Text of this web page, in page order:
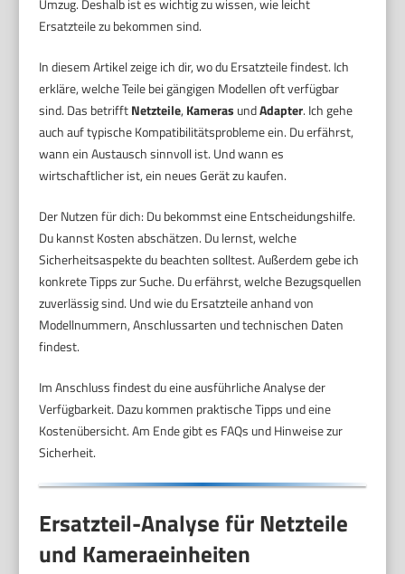
Ersatzteile zu bekommen sind.
In diesem Artikel zeige ich dir, wo du Ersatzteile findest. Ich
erkläre, welche Teile bei gängigen Modellen oft verfügbar
sind. Das betrifftNetzteile, Kameras undAdapter. Ich gehe
auch auf typische Kompatibilitätsprobleme ein. Du erfährst,
wann ein Austausch sinnvoll ist. Und wann es
wirtschaftlicher ist, ein neues Gerät zu kaufen.
Der Nutzen für dich: Du bekommst eine Entscheidungshilfe.
Du kannst Kosten abschätzen. Du lernst, welche
Sicherheitsaspekte du beachten solltest. Außerdem gebe ich
konkrete Tipps zur Suche. Du erfährst, welche Bezugsquellen
zuverlässig sind. Und wie du Ersatzteile anhand von
Modellnummern, Anschlussarten und technischen Daten
findest.
Im Anschluss findest du eine ausführliche Analyse der
Verfügbarkeit. Dazu kommen praktische Tipps und eine
Kostenübersicht. Am Ende gibt es FAQs und Hinweise zur
Sicherheit.
Ersatzteil-Analyse für Netzteile
und Kameraeinheiten